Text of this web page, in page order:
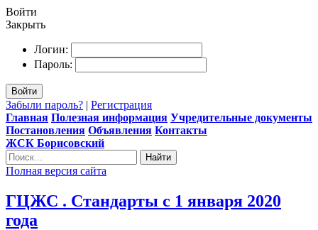
Войти
Закрыть
Логин:
Пароль:
Войти
Забыли пароль? | Регистрация
Главная Полезная информация Учредительные документы
Постановления Объявления Контакты
ЖСК Борисовский
Найти
Полная версия сайта
ГЦЖС . Стандарты с 1 января 2020
года